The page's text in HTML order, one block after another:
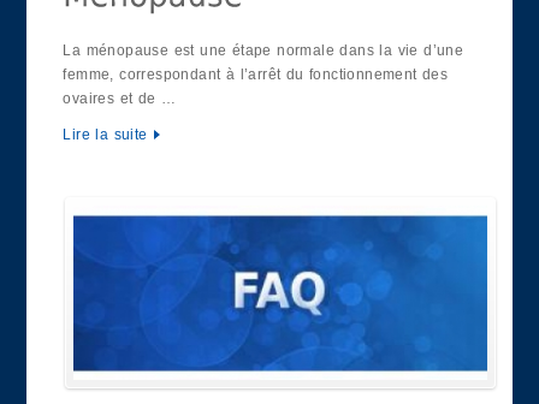
La ménopause est une étape normale dans la vie d’une
femme, correspondant à l’arrêt du fonctionnement des
ovaires et de …
Lire la suite